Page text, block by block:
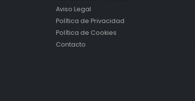
Aviso Legal
Política de Privacidad
Política de Cookies
Contacto